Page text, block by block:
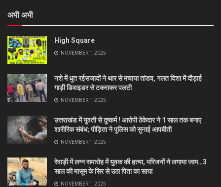
अभी अभी
High Square
NOVEMBER 1, 2025
नशे में धुत रईसजादों ने थार से मचाया तांडव, गलत दिशा में दौड़ाई
गाड़ी डिवाइडर से टकराकर पलटी
NOVEMBER 1, 2025
उत्तराखंड में युवती से दुष्कर्म ! आरोपी ठेकेदार ने 1 साल तक बनाए
शारीरिक संबंध; पीड़िता ने पुलिस को सुनाई आपबीती
NOVEMBER 1, 2025
रेवाड़ी में लग्न समारोह में युवक की हत्या, परिजनों ने लगाया जाम…3
साल की मासूम के सिर से उठा पिता का साया
NOVEMBER 1, 2025